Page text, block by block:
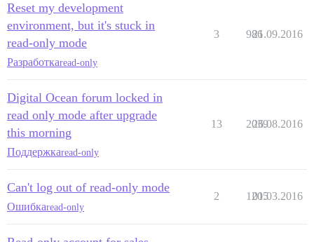
Reset my development
environment, but it's stuck in
read-only mode
Разработкаread-only
3 986
21.09.2016
Digital Ocean forum locked in
read only mode after upgrade
this morning
Поддержкаread-only
13 2039
26.08.2016
Can't log out of read-only mode
Ошибкаread-only
2 1205
01.03.2016